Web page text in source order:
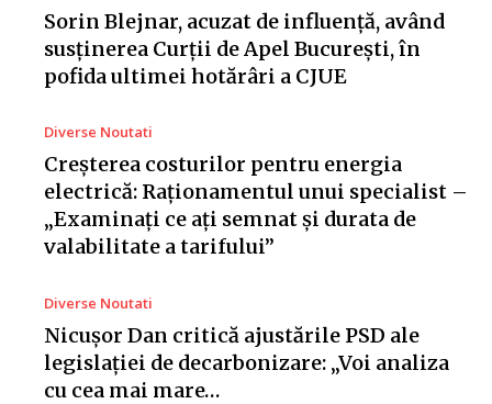
Sorin Blejnar, acuzat de influență, având
susținerea Curții de Apel București, în
pofida ultimei hotărâri a CJUE
Diverse Noutati
Creșterea costurilor pentru energia
electrică: Raționamentul unui specialist –
„Examinați ce ați semnat și durata de
valabilitate a tarifului”
Diverse Noutati
Nicușor Dan critică ajustările PSD ale
legislației de decarbonizare: „Voi analiza
cu cea mai mare…